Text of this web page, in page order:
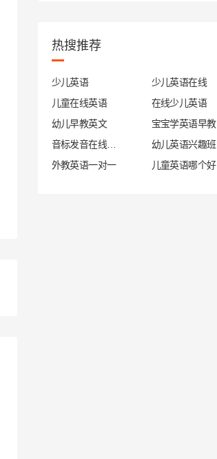
热搜推荐
少儿英语
少儿英语在线
儿童在线英语
在线少儿英语
幼儿早教英文
宝宝学英语早教
幼儿英语兴趣班
外教英语一对一
儿童英语哪个好